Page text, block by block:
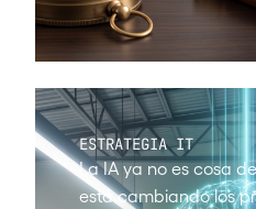
ESTRATEGIA IT
La IA ya no es cosa
está cambiando los